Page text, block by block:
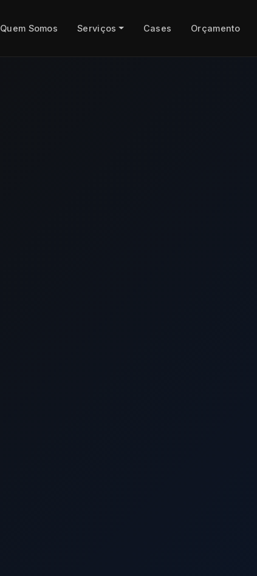
Quem Somos Serviços Cases Orçamento